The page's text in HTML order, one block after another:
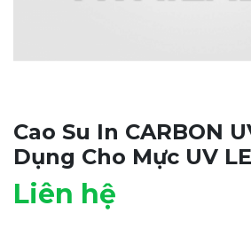
Cao Su In CARBON
Dụng Cho Mực UV
Liên hệ